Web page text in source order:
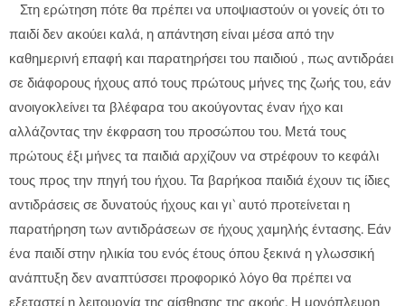
Στη ερώτηση πότε θα πρέπει να υποψιαστούν οι γονείς ότι το
παιδί δεν ακούει καλά, η απάντηση είναι μέσα από την
καθημερινή επαφή και παρατηρήσει του παιδιού , πως αντιδράει
σε διάφορους ήχους από τους πρώτους μήνες της ζωής του, εάν
ανοιγοκλείνει τα βλέφαρα του ακούγοντας έναν ήχο και
αλλάζοντας την έκφραση του προσώπου του. Μετά τους
πρώτους έξι μήνες τα παιδιά αρχίζουν να στρέφουν το κεφάλι
τους προς την πηγή του ήχου. Τα βαρήκοα παιδιά έχουν τις ίδιες
αντιδράσεις σε δυνατούς ήχους και γι`αυτό προτείνεται η
παρατήρηση των αντιδράσεων σε ήχους χαμηλής έντασης. Εάν
ένα παιδί στην ηλικία του ενός έτους όπου ξεκινά η γλωσσική
ανάπτυξη δεν αναπτύσσει προφορικό λόγο θα πρέπει να
εξεταστεί η λειτουργία της αίσθησης της ακοής. Η μονόπλευρη